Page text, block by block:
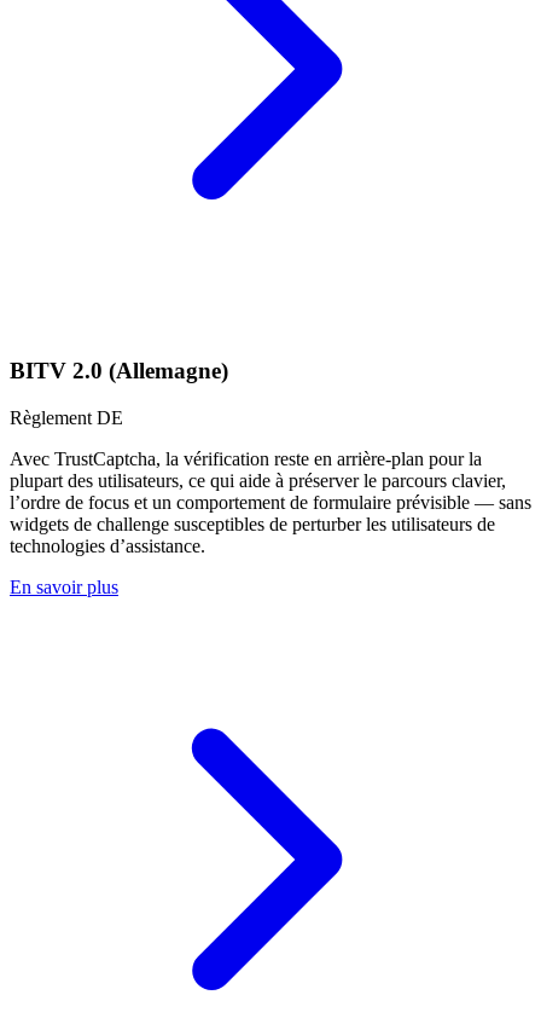
BITV 2.0 (Allemagne)
Règlement DE
Avec TrustCaptcha, la vérification reste en arrière-plan pour la
plupart des utilisateurs, ce qui aide à préserver le parcours clavier,
l’ordre de focus et un comportement de formulaire prévisible — sans
widgets de challenge susceptibles de perturber les utilisateurs de
technologies d’assistance.
En savoir plus